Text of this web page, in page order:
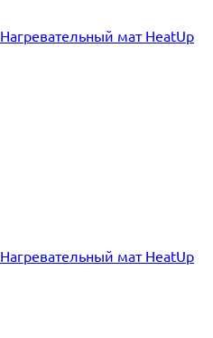
Нагревательный мат HeatUp
Нагревательный мат HeatUp